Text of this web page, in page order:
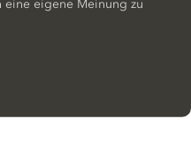
eigene Meinung zu